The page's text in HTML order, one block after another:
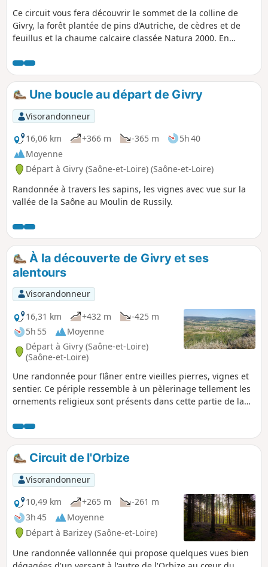
Ce circuit vous fera découvrir le sommet de la colline de
Givry, la forêt plantée de pins d’Autriche, de cèdres et de
feuillus et la chaume calcaire classée Natura 2000. En
blotti au creux d’un vallon ouvert sur le vignoble. Cette
balade offre de multiples points de vue sur la Côte
Chalonnaise et la plaine de la Saône.
Une boucle au départ de Givry
Visorandonneur
16,06 km
+366 m -365 m
5h 40
Moyenne
Départ à Givry (Saône-et-Loire) (Saône-et-Loire)
Randonnée à travers les sapins, les vignes avec vue sur la
vallée de la Saône au Moulin de Russily.
À la découverte de Givry et ses
alentours
Visorandonneur
16,31 km
+432 m
-425 m
5h 55
Moyenne
Départ à Givry (Saône-et-Loire)
(Saône-et-Loire)
Une randonnée pour flâner entre vieilles pierres, vignes et
sentier. Ce périple ressemble à un pèlerinage tellement les
ornements religieux sont présents dans cette partie de la
Circuit de l'Orbize
Visorandonneur
10,49 km
+265 m
-261 m
3h 45
Moyenne
Départ à Barizey (Saône-et-Loire)
Une randonnée vallonnée qui propose quelques vues bien